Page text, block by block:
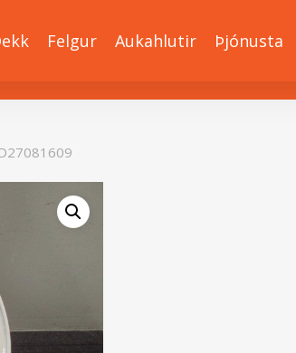
Felgur Aukahlutir Þjónusta
D27081609